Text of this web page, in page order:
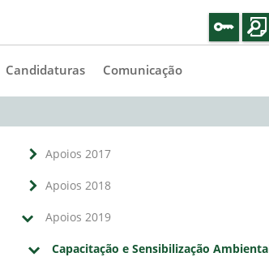
Candidaturas Comunicação
Apoios 2017
Apoios 2018
Apoios 2019
Capacitação e Sensibilização Ambiental